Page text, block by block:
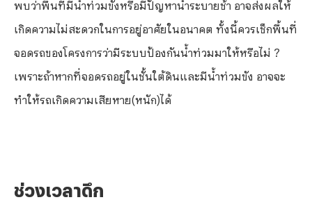
พบว่าพื้นที่มีน้ำท่วมขังหรือมีปัญหาน้ำระบายช้า อาจส่งผลให้
เกิดความไม่สะดวกในการอยู่อาศัยในอนาคต ทั้งนี้ควรเช็กพื้นที่
จอดรถของโครงการว่ามีระบบป้องกันน้ำท่วมมาให้หรือไม่ ?
เพราะถ้าหากที่จอดรถอยู่ในชั้นใต้ดินและมีน้ำท่วมขัง อาจจะ
ทำให้รถเกิดความเสียหาย(หนัก)ได้
ช่วงเวลาดึก